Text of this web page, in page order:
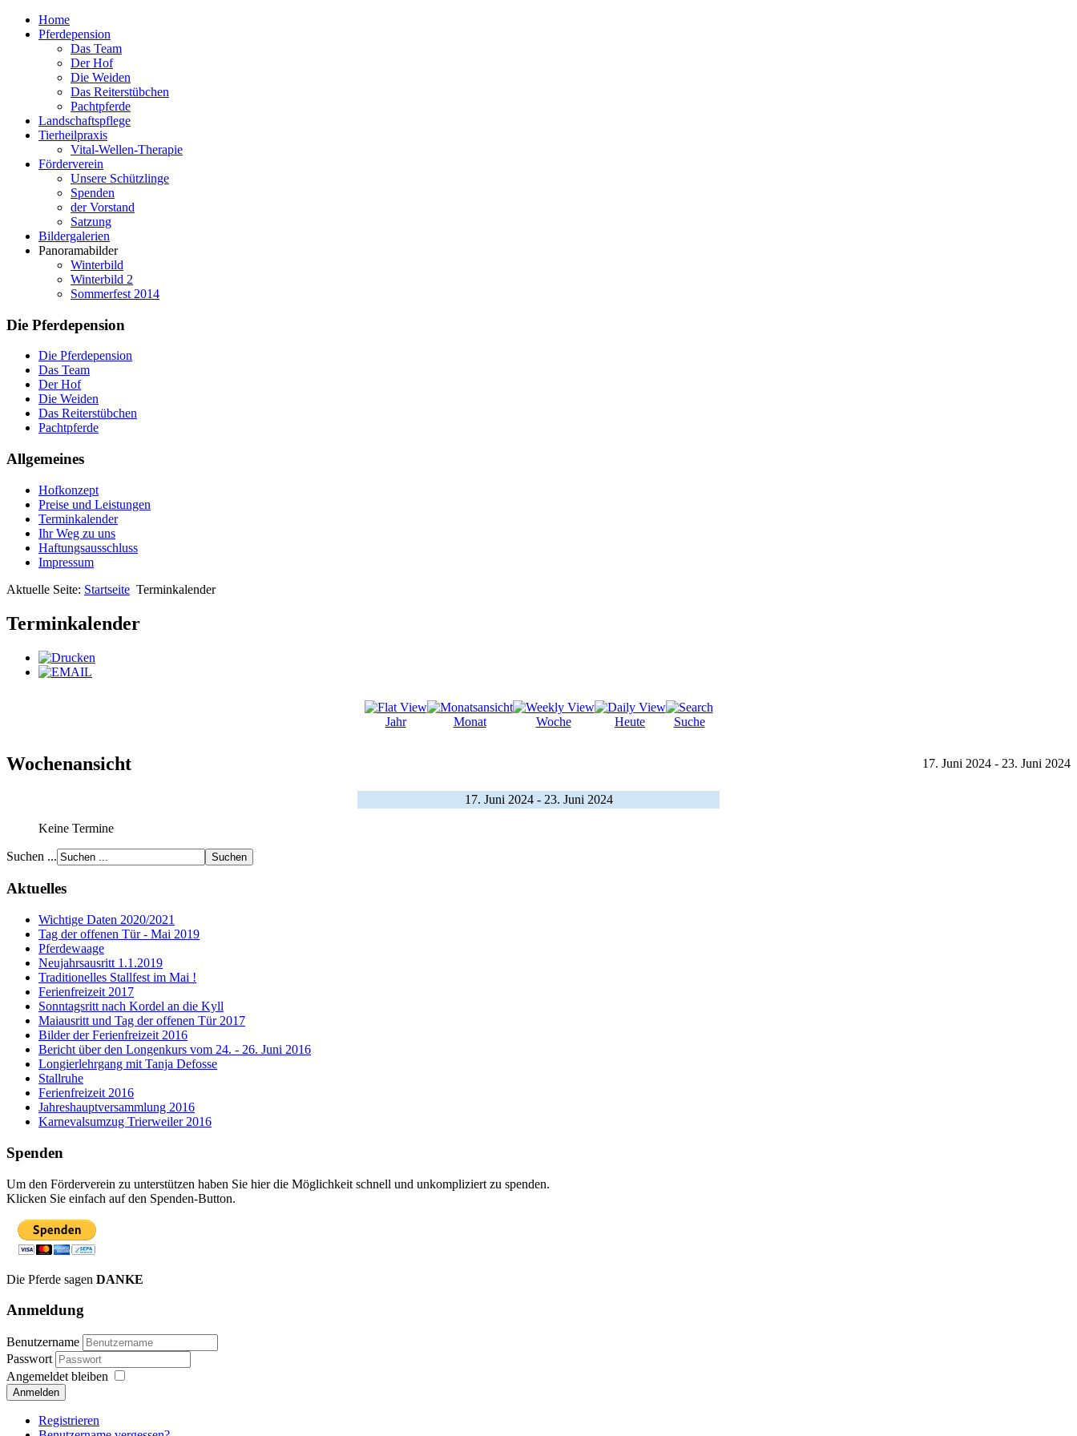
Home
Pferdepension
Das Team
Der Hof
Die Weiden
Das Reiterstübchen
Pachtpferde
Landschaftspflege
Tierheilpraxis
Vital-Wellen-Therapie
Förderverein
Unsere Schützlinge
Spenden
der Vorstand
Satzung
Bildergalerien
Panoramabilder
Winterbild
Winterbild 2
Sommerfest 2014
Die Pferdepension
Die Pferdepension
Das Team
Der Hof
Die Weiden
Das Reiterstübchen
Pachtpferde
Allgemeines
Hofkonzept
Preise und Leistungen
Terminkalender
Ihr Weg zu uns
Haftungsausschluss
Impressum
Aktuelle Seite: Startseite Terminkalender
Terminkalender
Jahr Monat Woche Heute Suche
Wochenansicht 17. Juni 2024 - 23. Juni 2024
17. Juni 2024 - 23. Juni 2024
Keine Termine
Suchen ...
Aktuelles
Wichtige Daten 2020/2021
Tag der offenen Tür - Mai 2019
Pferdewaage
Neujahrsausritt 1.1.2019
Traditionelles Stallfest im Mai !
Ferienfreizeit 2017
Sonntagsritt nach Kordel an die Kyll
Maiausritt und Tag der offenen Tür 2017
Bilder der Ferienfreizeit 2016
Bericht über den Longenkurs vom 24. - 26. Juni 2016
Longierlehrgang mit Tanja Defosse
Stallruhe
Ferienfreizeit 2016
Jahreshauptversammlung 2016
Karnevalsumzug Trierweiler 2016
Spenden
Um den Förderverein zu unterstützen haben Sie hier die Möglichkeit schnell und unkompliziert zu spenden.
Klicken Sie einfach auf den Spenden-Button.
Die Pferde sagen DANKE
Anmeldung
Benutzername
Passwort
Angemeldet bleiben
Anmelden
Registrieren